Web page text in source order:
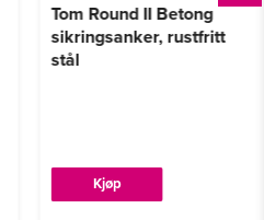
Tom Round II Betong
sikringsanker, rustfritt
stål
Kjøp